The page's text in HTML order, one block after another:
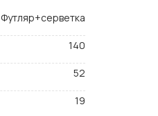
Футляр+серветка
140
52
19